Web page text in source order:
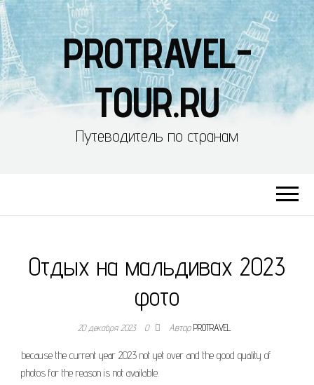
PROTRAVEL-
TOUR.RU
Путеводитель по странам
Отдых на мальдивах 2023
фото
20 декабря 2023 0 АвторPROTRAVEL
because the current year 2023 not yet over and the good quality of
photos for the reason is not available.